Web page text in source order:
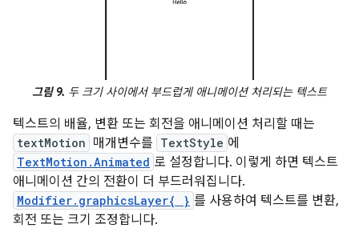
그림 9. 두 크기 사이에서 부드럽게 애니메이션 처리되는 텍스트
텍스트의 배율, 변환 또는 회전을 애니메이션 처리할 때는
textMotion 매개변수를 TextStyle 에
TextMotion.Animated 로 설정합니다. 이렇게 하면 텍스트
애니메이션 간의 전환이 더 부드러워집니다.
Modifier.graphicsLayer{ } 를 사용하여 텍스트를 변환,
회전 또는 크기 조정합니다.